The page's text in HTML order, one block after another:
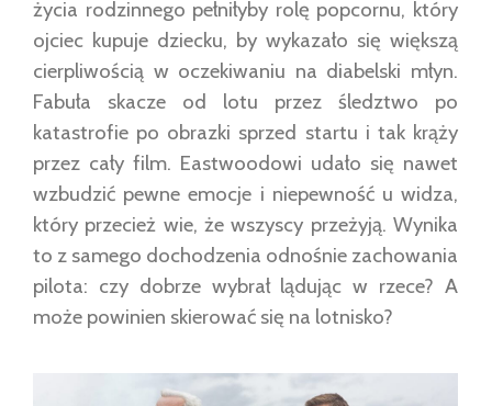
życia rodzinnego pełniłyby rolę popcornu, który
ojciec kupuje dziecku, by wykazało się większą
cierpliwością w oczekiwaniu na diabelski młyn.
Fabuła skacze od lotu przez śledztwo po
katastrofie po obrazki sprzed startu i tak krąży
przez cały film. Eastwoodowi udało się nawet
wzbudzić pewne emocje i niepewność u widza,
który przecież wie, że wszyscy przeżyją. Wynika
to z samego dochodzenia odnośnie zachowania
pilota: czy dobrze wybrał lądując w rzece? A
może powinien skierować się na lotnisko?